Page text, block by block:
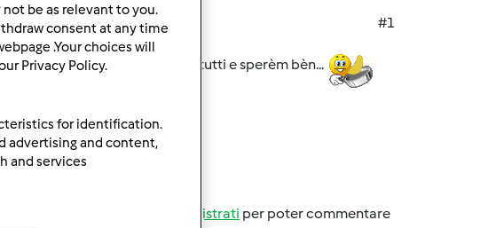
#1
mio nuovo TM31. Un saluto a tutti e sperèm bèn...
registrati per poter commentare
be as relevant to you.
consent at any time
.Your choices will
Privacy Policy.
for identification.
advertising and content,
and services